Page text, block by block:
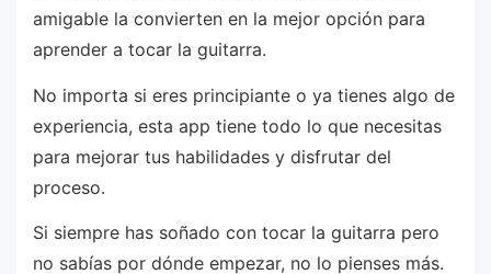
amigable la convierten en la mejor opción para
aprender a tocar la guitarra.
No importa si eres principiante o ya tienes algo de
experiencia, esta app tiene todo lo que necesitas
para mejorar tus habilidades y disfrutar del
proceso.
Si siempre has soñado con tocar la guitarra pero
no sabías por dónde empezar, no lo pienses más.